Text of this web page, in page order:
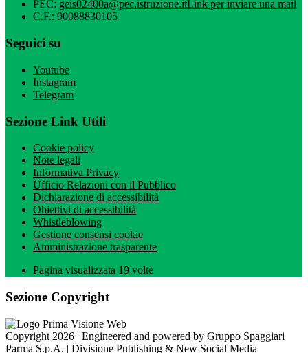
PEC: geis02400a@pec.istruzione.itLink per inviare una mail
C.F.: 90088830105
Seguici su
Youtube
Instagram
Telegram
Sezione Link Utili
Cookie policy
Note legali
Informativa Privacy
Ufficio Relazioni con il Pubblico
Dichiarazione di accessibilità
Obiettivi di accessibilità
Whistleblowing
Gestione consensi cookie
Amministrazione trasparente
Pagina visualizzata 19 volte
Sezione Copyright
Copyright 2026 | Engineered and powered by Gruppo Spaggiari
Parma S.p.A. | Divisione Publishing & New Social Media